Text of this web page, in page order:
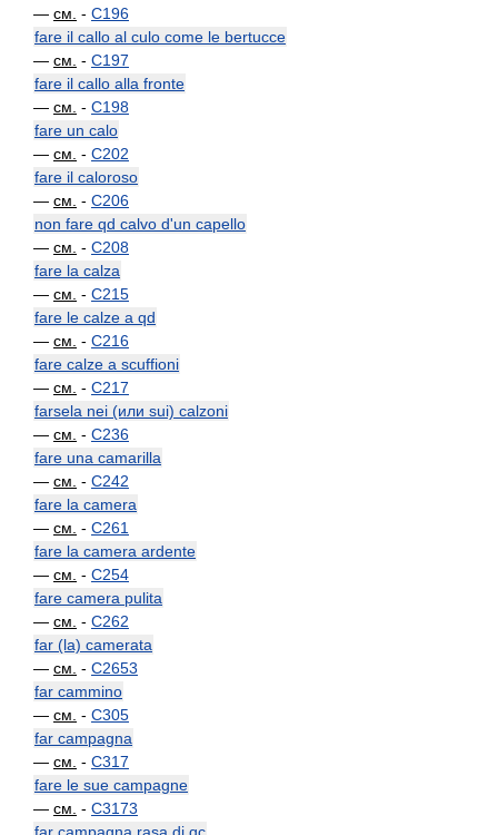
— см. - C196
fare il callo al culo come le bertucce
— см. - C197
fare il callo alla fronte
— см. - C198
fare un calo
— см. - C202
fare il caloroso
— см. - C206
non fare qd calvo d'un capello
— см. - C208
fare la calza
— см. - C215
fare le calze a qd
— см. - C216
fare calze a scuffioni
— см. - C217
farsela nei (или sui) calzoni
— см. - C236
fare una camarilla
— см. - C242
fare la camera
— см. - C261
fare la camera ardente
— см. - C254
fare camera pulita
— см. - C262
far (la) camerata
— см. - C2653
far cammino
— см. - C305
far campagna
— см. - C317
fare le sue campagne
— см. - C3173